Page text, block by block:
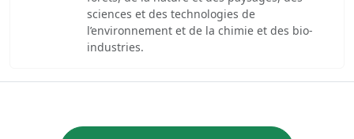
sciences et des technologies de
l’environnement et de la chimie et des bio-
industries.